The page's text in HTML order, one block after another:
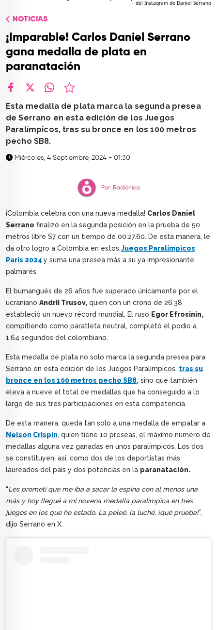
CONTACTO
del Instagram de Daniel Serrano
NOTICIAS
¡Imparable! Carlos Daniel Serrano
gana medalla de plata en
paranatación
Esta medalla de plata marca la segunda presea
de Serrano en esta edición de los Juegos
Paralímpicos, tras su bronce en los 100 metros
pecho SB8.
Miércoles, 4 Septiembre, 2024 - 01:30
Por: Radiónica
¡Colombia celebra con una nueva medalla! Carlos Daniel
Serrano finalizó en la segunda posición en la prueba de 50
metros libre S7 con un tiempo de 00:27.60. De esta manera, le
da otro logro a Colombia en estos Juegos Paralímpicos
París 2024 y suma una presea más a su ya impresionante
palmarés.
El bumangués de 26 años fue superado únicamente por el
ucraniano Andrii Trusov, quien con un crono de 26.38
estableció un nuevo récord mundial. El ruso Egor Efrosinin,
compitiendo como paratleta neutral, completó el podio a
1.64 segundos del colombiano.
Esta medalla de plata no solo marca la segunda presea para
Serrano en esta edición de los Juegos Paralímpicos, tras su
bronce en los 100 metros pecho SB8, sino que también
eleva a nueve el total de medallas que ha conseguido a lo
largo de sus tres participaciones en esta competencia.
De esta manera, queda tan solo a una medalla de empatar a
Nelson Crispín, quien tiene 10 preseas, el máximo número de
medallas alguna vez ganadas en unos paralímpicos. Los dos
se constituyen, así, como dos de los deportistas más
laureados del país y dos potencias en la paranatación.
“Les prometí que me iba a sacar la espina con al menos una
más y hoy llegué a mi novena medalla paralímpica en tres
juegos en los que he estado. La peleé, la luché, ¡qué prueba!”,
dijo Serrano en X.